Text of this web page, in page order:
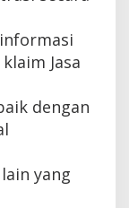
Jasa
dengan
yang